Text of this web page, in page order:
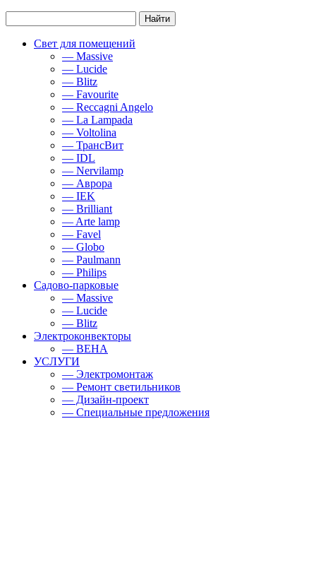
Свет для помещений
— Massive
— Lucide
— Blitz
— Favourite
— Reccagni Angelo
— La Lampada
— Voltolina
— ТрансВит
— IDL
— Nervilamp
— Аврора
— IEK
— Brilliant
— Arte lamp
— Favel
— Globo
— Paulmann
— Philips
Садово-парковые
— Massive
— Lucide
— Blitz
Электроконвекторы
— BEHA
УСЛУГИ
— Электромонтаж
— Ремонт светильников
— Дизайн-проект
— Специальные предложения